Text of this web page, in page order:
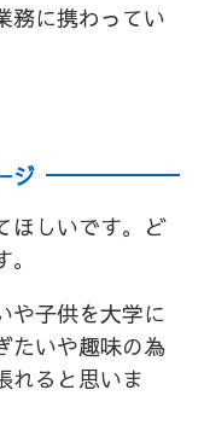
務に携わってい
ジ
ほしいです。ど
や子供を大学に
たいや趣味の為
れると思いま